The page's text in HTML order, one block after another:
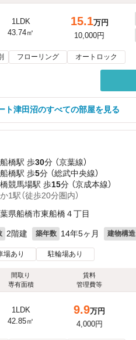
1LDK
43.74㎡
15.1万円
10,000円
フローリング オートロック
ト津田沼のすべての部屋を見る
橋駅 歩30分 （京葉線）
橋駅 歩5分 （総武中央線）
競馬場駅 歩15分 （京成本線）
1駅（徒歩20分圏内）
県船橋市東船橋４丁目
2階建 築年数 14年5ヶ月 建物構造
場あり 駐輪場あり
間取り
専有面積
賃料
管理費等
1LDK
42.85㎡
9.9万円
4,000円